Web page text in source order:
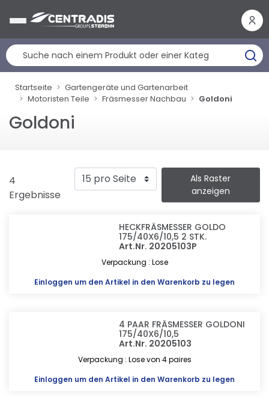
Startseite
Gartengeräte und Gartenarbeit
Motoristen Teile
Fräsmesser Nachbau Goldoni
Goldoni
4
Ergebnisse
Als Raster
anzeigen
HECKFRÄSMESSER GOLDO
175/40X6/10,5 2 STK.
Art.Nr. 20205103P
Verpackung : Lose
Einloggen um den Artikel in den Warenkorb zu legen
4 PAAR FRÄSMESSER GOLDONI
175/40X6/10,5
Art.Nr. 20205103
Verpackung : Lose von 4 paires
Einloggen um den Artikel in den Warenkorb zu legen